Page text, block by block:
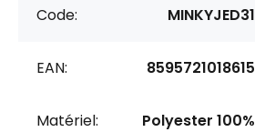
Code: MINKYJED31
EAN: 8595721018615
Matériel: Polyester 100%